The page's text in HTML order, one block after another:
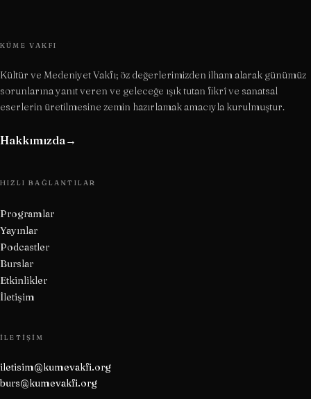
KÜME VAKFI
Kültür ve Medeniyet Vakfı; öz değerlerimizden ilham alarak günümüz
sorunlarına yanıt veren ve geleceğe ışık tutan fikrî ve sanatsal
eserlerin üretilmesine zemin hazırlamak amacıyla kurulmuştur.
Hakkımızda→
HIZLI BAĞLANTILAR
Programlar
Yayınlar
Podcastler
Burslar
Etkinlikler
İletişim
İLETIŞIM
iletisim@kumevakfi.org
burs@kumevakfi.org